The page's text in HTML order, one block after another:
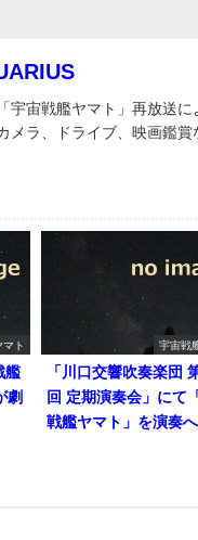
宇宙戦艦ヤマト」再放送
メラ、ドライブ、映画鑑賞
マト
艦
劇
宇宙戦
「川口交響吹奏楽団
回 定期演奏会」にて
戦艦ヤマト」を演奏へ